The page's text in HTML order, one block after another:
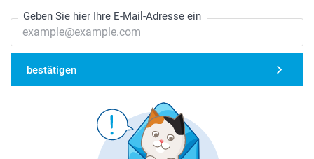
Geben Sie hier Ihre E-Mail-Adresse ein
bestätigen